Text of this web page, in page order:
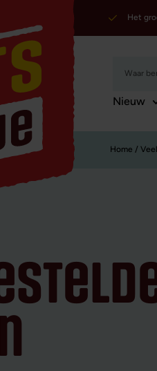
Het
Nieuw
Home /